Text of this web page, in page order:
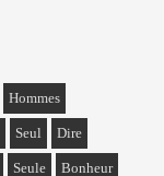
Hommes
Seul Dire
Seule Bonheur